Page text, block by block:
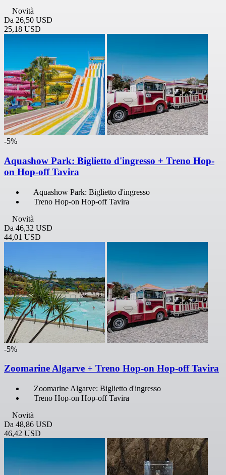
Novità
Da 26,50 USD
25,18 USD
-5%
Aquashow Park: Biglietto d'ingresso + Treno Hop-
on Hop-off Tavira
Aquashow Park: Biglietto d'ingresso
Treno Hop-on Hop-off Tavira
Novità
Da 46,32 USD
44,01 USD
-5%
Zoomarine Algarve + Treno Hop-on Hop-off Tavira
Zoomarine Algarve: Biglietto d'ingresso
Treno Hop-on Hop-off Tavira
Novità
Da 48,86 USD
46,42 USD